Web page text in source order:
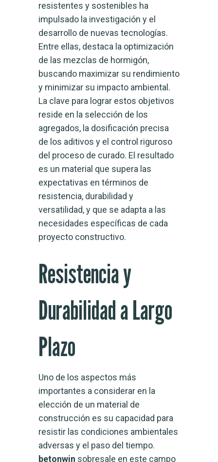
resistentes y sostenibles ha
impulsado la investigación y el
desarrollo de nuevas tecnologías.
Entre ellas, destaca la optimización
de las mezclas de hormigón,
buscando maximizar su rendimiento
y minimizar su impacto ambiental.
La clave para lograr estos objetivos
reside en la selección de los
agregados, la dosificación precisa
de los aditivos y el control riguroso
del proceso de curado. El resultado
es un material que supera las
expectativas en términos de
resistencia, durabilidad y
versatilidad, y que se adapta a las
necesidades específicas de cada
proyecto constructivo.
Resistencia y
Durabilidad a Largo
Plazo
Uno de los aspectos más
importantes a considerar en la
elección de un material de
construcción es su capacidad para
resistir las condiciones ambientales
adversas y el paso del tiempo.
betonwin sobresale en este campo